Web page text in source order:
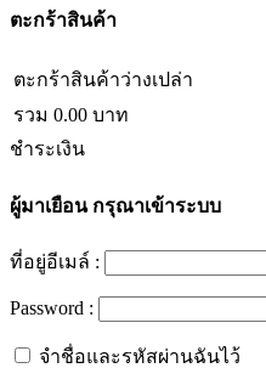
ตะกร้าสินค้า
ตะกร้าสินค้าว่างเปล่า
รวม 0.00 บาท
ชำระเงิน
ผู้มาเยือนกรุณาเข้าระบบ
ที่อยู่อีเมล์ :
Password :
จำชื่อและรหัสผ่านฉันไว้